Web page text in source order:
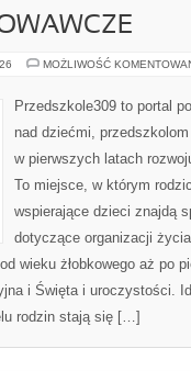
MOŻLIWOŚĆ
Przedszkole309 to portal
nad dziećmi,
w pierwszych latach
To miejsce, w którym
wspierające dzieci znajdą
dotyczące organizacji
wieku żłobkowego aż po
i Święta i uroczystości.
rodzin stają się […]